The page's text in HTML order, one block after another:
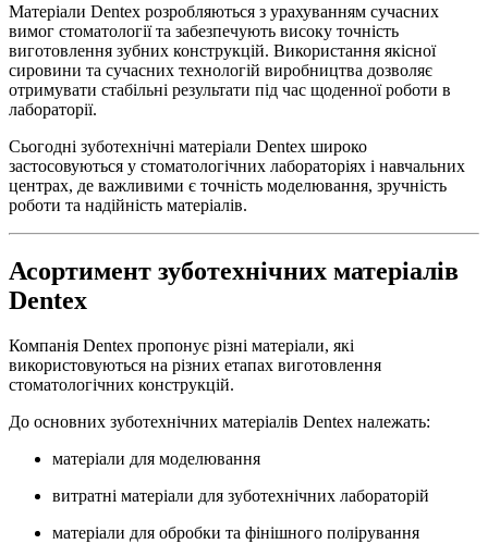
Матеріали Dentex розробляються з урахуванням сучасних
вимог стоматології та забезпечують високу точність
виготовлення зубних конструкцій. Використання якісної
сировини та сучасних технологій виробництва дозволяє
отримувати стабільні результати під час щоденної роботи в
лабораторії.
Сьогодні зуботехнічні матеріали Dentex широко
застосовуються у стоматологічних лабораторіях і навчальних
центрах, де важливими є точність моделювання, зручність
роботи та надійність матеріалів.
Асортимент зуботехнічних матеріалів
Dentex
Компанія Dentex пропонує різні матеріали, які
використовуються на різних етапах виготовлення
стоматологічних конструкцій.
До основних зуботехнічних матеріалів Dentex належать:
матеріали для моделювання
витратні матеріали для зуботехнічних лабораторій
матеріали для обробки та фінішного полірування